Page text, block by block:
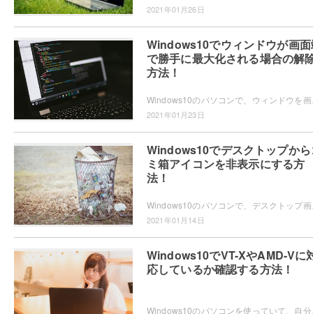
2021年01月26日
Windows10でウィンドウが画
で勝手に最大化される場合の解
方法！
Windows10のパソコンで、ウィン
2021年01月23日
Windows10でデスクトップか
ミ箱アイコンを非表示にする方
法！
Windows10のパソコンで、デスクト
2021年01月14日
Windows10でVT-XやAMD-Vに
応しているか確認する方法！